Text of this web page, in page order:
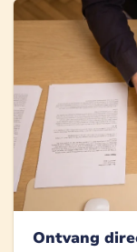
Ontvang